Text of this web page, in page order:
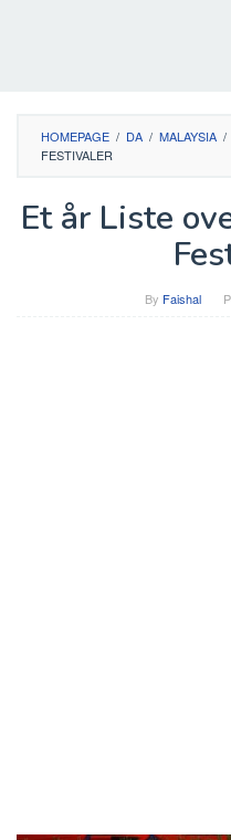
HOMEPAGE / DA / MALAYSIA /
FESTIVALER
Et år Liste
By Faishal